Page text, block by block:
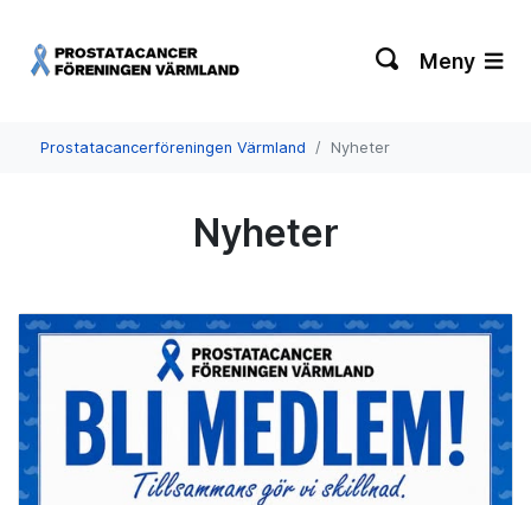
Meny
Prostatacancerföreningen Värmland Nyheter
Nyheter